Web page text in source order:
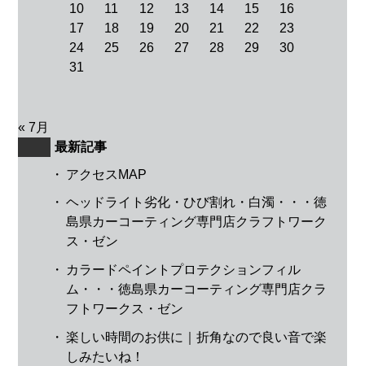
10
11 12 13 14 15
16
17
18 19 20 21 22
23
24
25 26 27 28 29
30
31
« 7月
最新記事
・ アクセスMAP
・ ヘッドライト劣化・ひび割れ・白濁・・・徳
島県カーコーティング専門店クラフトワーク
ス・ゼン
・
カラードペイントプロテクションフィル
ム・・・徳島県カーコーティング専門店クラ
フトワークス・ゼン
・ 楽しい時間のお供に｜折角なので良い音で楽
しみたいね！